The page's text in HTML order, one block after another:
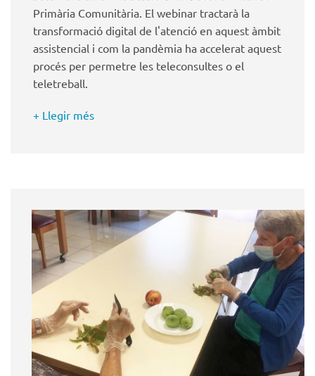
Primària Comunitària. El webinar tractarà la
transformació digital de l'atenció en aquest àmbit
assistencial i com la pandèmia ha accelerat aquest
procés per permetre les teleconsultes o el
teletreball.
+ Llegir més